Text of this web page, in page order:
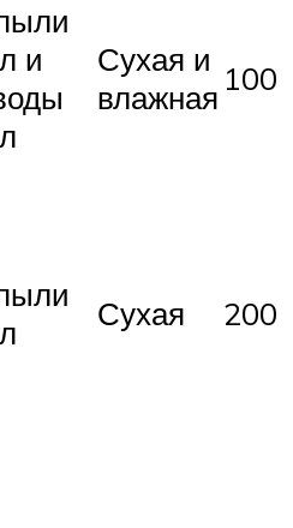
и
Сухая и
влажная 100
Сухая 200